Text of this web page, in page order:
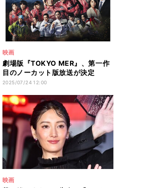
映画
劇場版『TOKYO MER』、第一作
目のノーカット版放送が決定
2025/07/24 12:00
映画